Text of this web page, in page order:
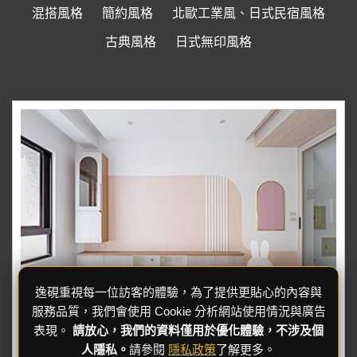
混搭風格 簡約風格 北歐工業風、日式民宿風格
古典風格 日式無印風格
彩虹之地
逸硯重視每一位訪客的體驗，為了提供更貼心的內容與
服務品質，我們會使用 Cookie 分析網站使用情況與廣告
表現。 請放心，我們的資料僅用於優化體驗，不涉及個
人隱私。 請參閱 隱私政策了解更多。